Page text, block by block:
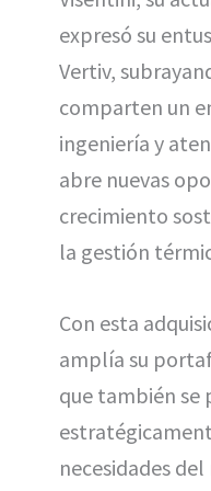
expresó su
Vertiv,
comparten un
ingeniería y
abre nuevas
crecimiento
la gestión
Con esta
amplía su
que también se
necesidades